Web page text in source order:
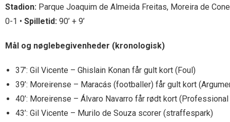
Stadion: Parque Joaquim de Almeida Freitas, Moreira de
0-1 • Spilletid: 90’ + 9’
Mål og nøglebegivenheder (kronologisk)
37’: Gil Vicente – Ghislain Konan får gult kort (Foul)
39’: Moreirense – Maracás (footballer) får gult kort
40’: Moreirense – Álvaro Navarro får rødt kort
43’: Gil Vicente – Murilo de Souza scorer (straffespark)